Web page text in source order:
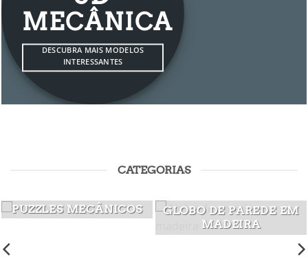
MECÂNICA
DESCUBRA MAIS MODELOS
INTERESSANTES
CATEGORIAS
PUZZLES MECÂNICOS
GLOBO DE PAREDE EM
MADEIRA